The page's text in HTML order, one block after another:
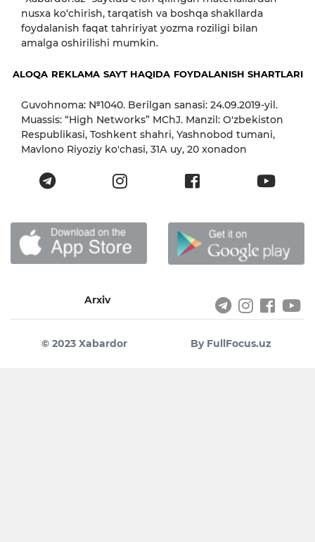
nusxa ko‘chirish, tarqatish va boshqa shakllarda
foydalanish faqat tahririyat yozma roziligi bilan
amalga oshirilishi mumkin.
ALOQA REKLAMA SAYT HAQIDA FOYDALANISH SHARTLARI
Guvohnoma: №1040. Berilgan sanasi: 24.09.2019-yil.
Muassis: “High Networks” MChJ. Manzil: O'zbekiston
Respublikasi, Toshkent shahri, Yashnobod tumani,
Mavlono Riyoziy ko'chasi, 31А uy, 20 xonadon
Arxiv
© 2023 Xabardor By FullFocus.uz